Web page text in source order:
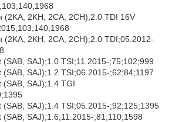
(2KA, 2KH, 2CA, 2CH);2.0 TDI 16V
(2KA, 2KH, 2CA, 2CH);2.0 TDI;05.2012-
(SAB, SAJ);1.0 TSI;11.2015-;75;102;999
(SAB, SAJ);1.2 TSI;06.2015-;62;84;1197
(SAB, SAJ);1.4 TGI
(SAB, SAJ);1.4 TSI;05.2015-;92;125;1395
(SAB, SAJ);1.6;11.2015-;81;110;1598